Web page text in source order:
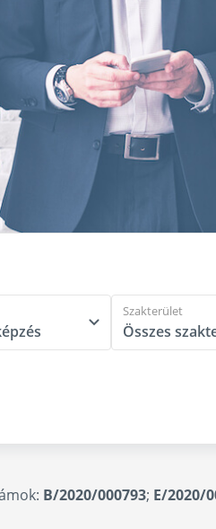
Szakterület
B/2020/000793; E/2020/